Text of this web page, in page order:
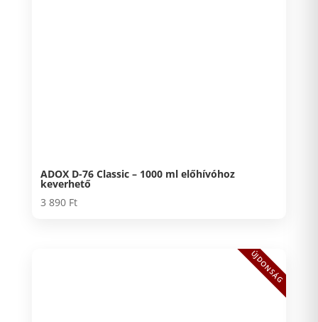
ADOX D-76 Classic – 1000 ml előhívóhoz
keverhető
3 890 Ft
ÚJDONSÁG